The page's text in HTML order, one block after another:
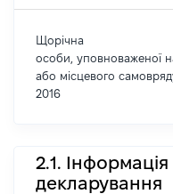
Щорічна
особи, уповноваженої
або місцевого
2016
2.1.
декларування